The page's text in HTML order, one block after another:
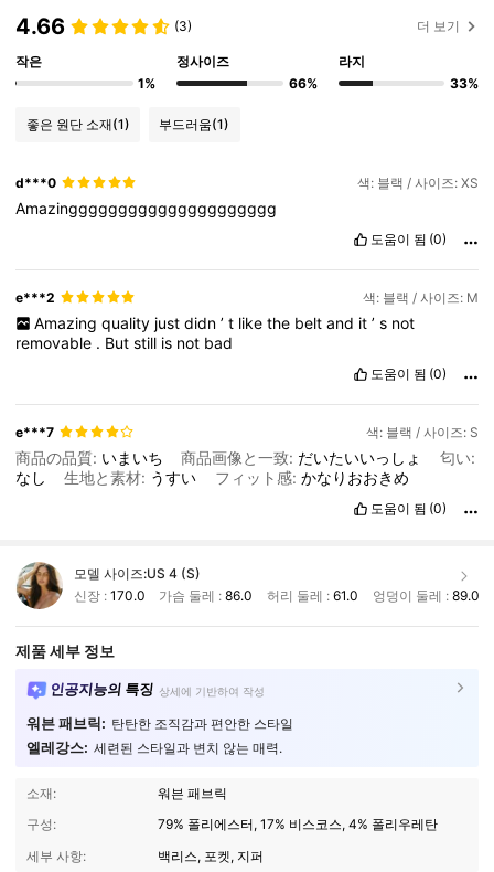
4.66 (3) 더 보기
작은
1%
정사이즈
66%
라지
33%
좋은 원단 소재(1) 부드러움(1)
d***0 색: 블랙 / 사이즈: XS
Amazinggggggggggggggggggggg
도움이 됨 (0)
e***2 색: 블랙 / 사이즈: M
Amazing quality just didn ’ t like the belt and it ’ s not
removable . Butstill is not bad
도움이 됨 (0)
e***7 색: 블랙 / 사이즈: S
商品の品質: いまいち 商品画像と一致: だいたいいっしょ
匂い:
なし
生地と素材: うすい フィット感: かなりおおきめ
도움이 됨 (0)
모델 사이즈:US 4 (S)
신장 : 170.0 가슴 둘레 :86.0 허리 둘레 : 61.0 엉덩이 둘레 : 89.0
제품 세부 정보
인공지능의 특징 상세에 기반하여 작성
워븐 패브릭: 탄탄한 조직감과 편안한 스타일
엘레강스: 세련된 스타일과 변치 않는 매력.
소재:
워븐 패브릭
구성:
79% 폴리에스터, 17% 비스코스, 4% 폴리우레탄
세부 사항:
백리스, 포켓, 지퍼